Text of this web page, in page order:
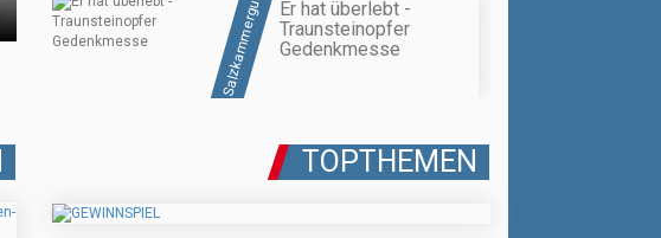
Salzkammergut
Er hat überlebt -
Traunsteinopfer
Gedenkmesse
TOPTHEMEN